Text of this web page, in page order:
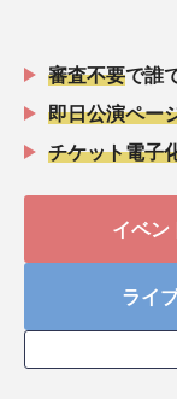
審査不要で誰
即日公演ペー
チケット電子
イベン
ライ